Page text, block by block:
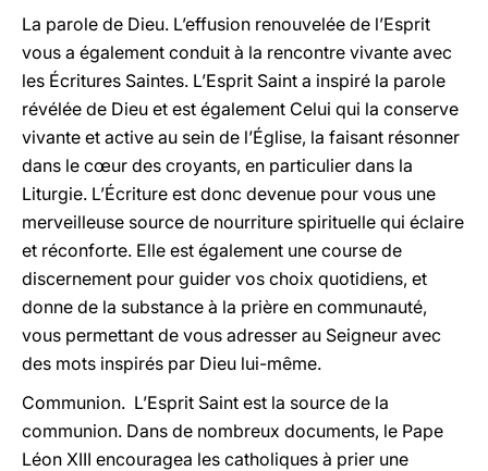
La parole de Dieu. L’effusion renouvelée de l’Esprit
vous a également conduit à la rencontre vivante avec
les Écritures Saintes. L’Esprit Saint a inspiré la parole
révélée de Dieu et est également Celui qui la conserve
vivante et active au sein de l’Église, la faisant résonner
dans le cœur des croyants, en particulier dans la
Liturgie. L’Écriture est donc devenue pour vous une
merveilleuse source de nourriture spirituelle qui éclaire
et réconforte. Elle est également une course de
discernement pour guider vos choix quotidiens, et
donne de la substance à la prière en communauté,
vous permettant de vous adresser au Seigneur avec
des mots inspirés par Dieu lui-même.
Communion. L’Esprit Saint est la source de la
communion. Dans de nombreux documents, le Pape
Léon XIII encouragea les catholiques à prier une